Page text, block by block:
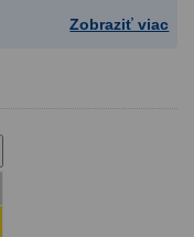
Zobraziť viac